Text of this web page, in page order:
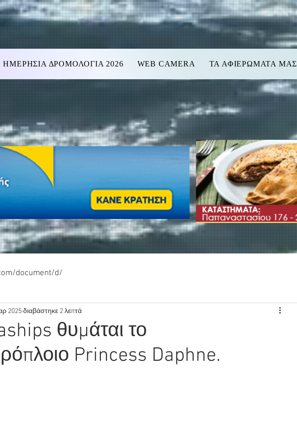
ΗΜΕΡΗΣΙΑ ΔΡΟΜΟΛΟΓΙΑ 2026 WEB CAMERA ΤΑ ΑΦΙΕΡΩΜΑΤΑ ΜΑΣ
document/d/
θυμάται το
Princess Daphne.
2025διαβάστηκε 2 λεπτά